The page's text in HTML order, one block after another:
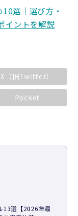
選｜選び方・
イントを解説
X（旧Twitter）
Pocket
13選【2026年最